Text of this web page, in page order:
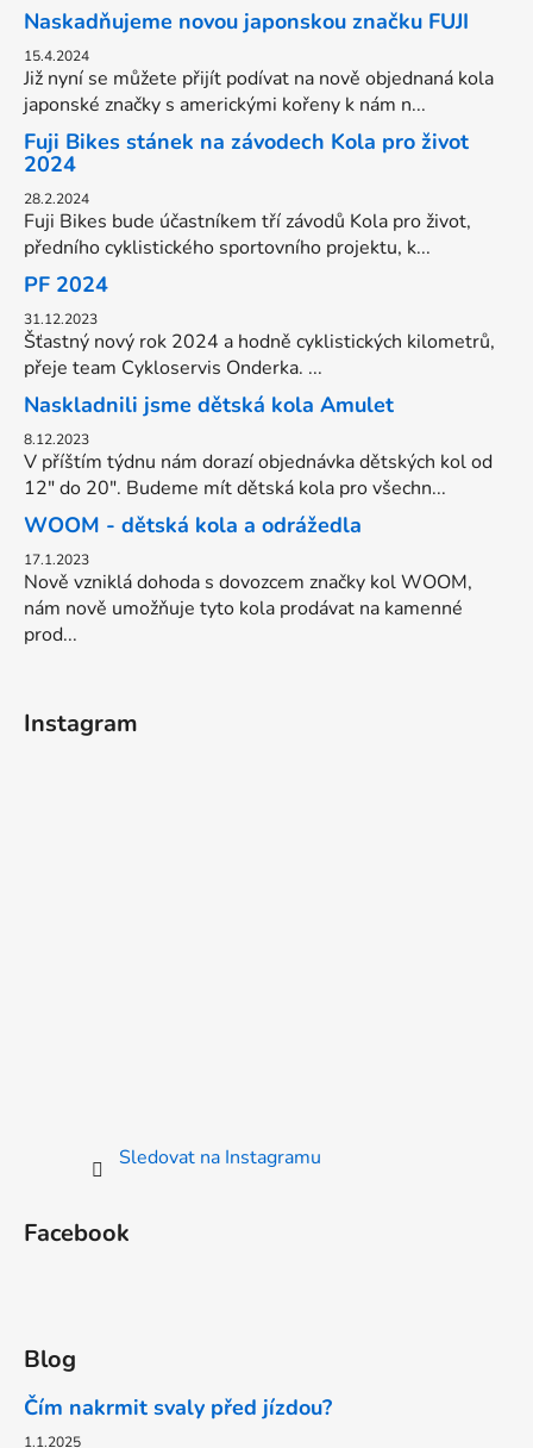
Naskadňujeme novou japonskou značku FUJI
15.4.2024
Již nyní se můžete přijít podívat na nově objednaná kola
japonské značky s americkými kořeny k nám n...
Fuji Bikes stánek na závodech Kola pro život
2024
28.2.2024
Fuji Bikes bude účastníkem tří závodů Kola pro život,
předního cyklistického sportovního projektu, k...
PF 2024
31.12.2023
Šťastný nový rok 2024 a hodně cyklistických kilometrů,
přeje team Cykloservis Onderka. ...
Naskladnili jsme dětská kola Amulet
8.12.2023
V příštím týdnu nám dorazí objednávka dětských kol od
12" do 20". Budeme mít dětská kola pro všechn...
WOOM - dětská kola a odrážedla
17.1.2023
Nově vzniklá dohoda s dovozcem značky kol WOOM,
nám nově umožňuje tyto kola prodávat na kamenné
prod...
Instagram
Sledovat na Instagramu
Facebook
Blog
Čím nakrmit svaly před jízdou?
1.1.2025